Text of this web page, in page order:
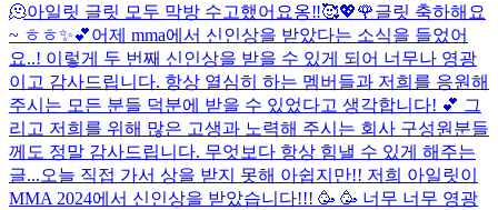
🫠아일릿 글릿 모두 막방 수고했어요옹‼︎🥰💖🌹글릿 축하해요
~ ㅎㅎ✨💕어제 mma에서 신인상을 받았다는 소식을 들었어
요..! 이렇게 두 번째 신인상을 받을 수 있게 되어 너무나 영광
이고 감사드립니다. 항상 열심히 하는 멤버들과 저희를 응원해
주시는 모든 분들 덕분에 받을 수 있었다고 생각합니다! 💕 그
리고 저희를 위해 많은 고생과 노력해 주시는 회사 구성원분들
께도 정말 감사드립니다. 무엇보다 항상 힘낼 수 있게 해주는
글...오늘 직접 가서 상을 받지 못해 아쉽지만!! 저희 아일릿이
MMA 2024에서 신인상을 받았습니다!!! 🥳 🥳 너무 너무 영광